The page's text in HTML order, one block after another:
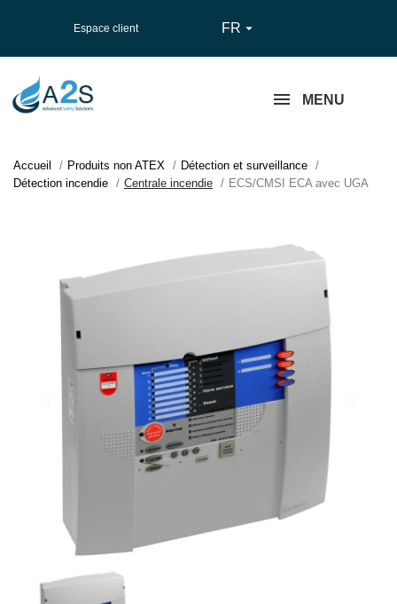
Espace client FR 
MENU
Accueil Produits non ATEX
Détection et surveillance
Détection incendie
Centrale incendie ECS/CMSI ECA avec UGA